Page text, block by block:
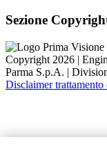
Sezione
Copyright 2026 |
Parma S.p.A. |
Disclaimer trattamento